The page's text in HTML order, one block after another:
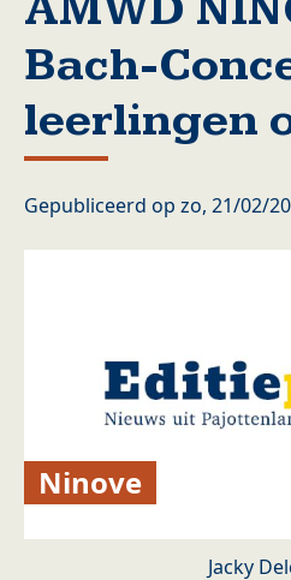
Bach-
leerlingen
Gepubliceerd op zo, 21/02/
Ninove
Jacky